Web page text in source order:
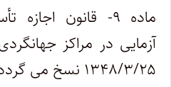
ماده ۹- قانون
آزمایی در مراکز
۱۳۴۸/۳/۲۵ نسخ می گردد.